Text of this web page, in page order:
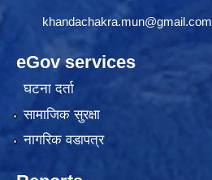
khandachakra.mun@gmail.com
eGov services
घटना दर्ता
सामाजिक सुरक्षा
नागरिक वडापत्र